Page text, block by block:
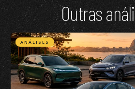
Outras
ANÁLISES